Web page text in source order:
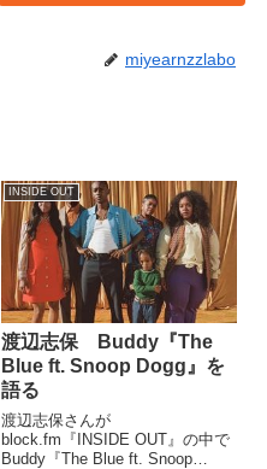
miyearnzzlabo
INSIDE OUT
渡辺志保 Buddy『The
Blue ft. Snoop Dogg』を
語る
渡辺志保さんが
block.fm『INSIDE OUT』の中で
Buddy『The Blue ft. Snoop